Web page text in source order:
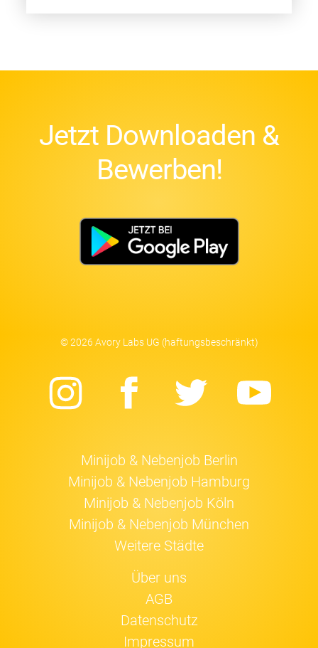
Jetzt Downloaden &
Bewerben!
© 2026 Avory Labs UG (haftungsbeschränkt)
Instagram
Facebook
Twitter
Minijob & Nebenjob Berlin
Minijob & Nebenjob Hamburg
Minijob & Nebenjob Köln
Minijob & Nebenjob München
Weitere Städte
Über uns
AGB
Datenschutz
Impressum